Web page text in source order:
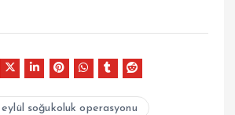
eylül soğukoluk operasyonu